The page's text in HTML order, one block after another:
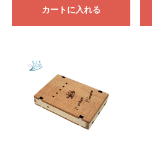
カートに入れる